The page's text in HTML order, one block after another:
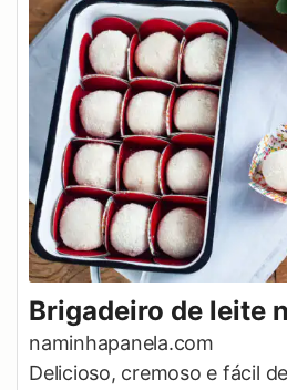
Brigadeiro de leite
naminhapanela.com
Delicioso, cremoso e fácil